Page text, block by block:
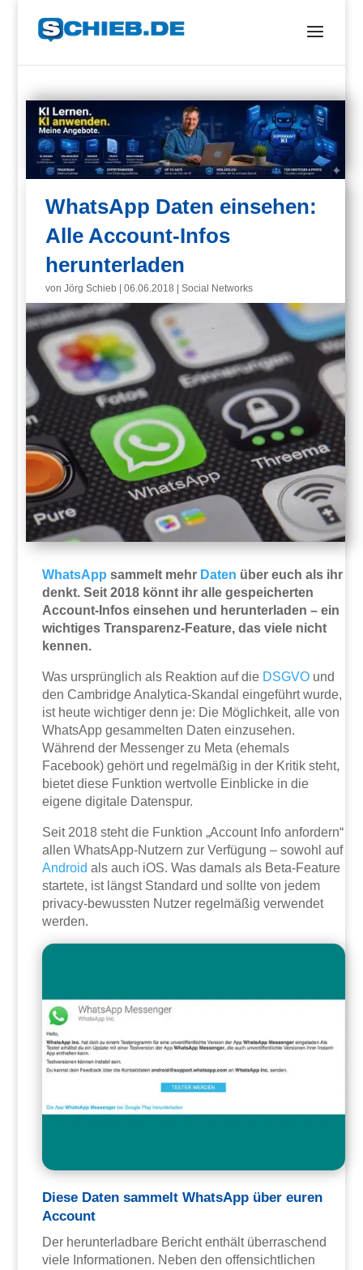
WhatsApp Daten einsehen:
Alle Account-Infos
herunterladen
vonJörg Schieb |06.06.2018 |Social Networks
WhatsApp sammelt mehr Daten über euch als ihr
denkt. Seit 2018 könnt ihr alle gespeicherten
Account-Infos einsehen und herunterladen – ein
wichtiges Transparenz-Feature, das viele nicht
kennen.
Was ursprünglich als Reaktion auf die DSGVO und
den Cambridge Analytica-Skandal eingeführt wurde,
ist heute wichtiger denn je: Die Möglichkeit, alle von
WhatsApp gesammelten Daten einzusehen.
Während der Messenger zu Meta (ehemals
Facebook) gehört und regelmäßig in der Kritik steht,
bietet diese Funktion wertvolle Einblicke in die
eigene digitale Datenspur.
Seit 2018 steht die Funktion „Account Info anfordern“
allen WhatsApp-Nutzern zur Verfügung – sowohl auf
Android als auch iOS. Was damals als Beta-Feature
startete, ist längst Standard und sollte von jedem
privacy-bewussten Nutzer regelmäßig verwendet
werden.
Diese Daten sammelt WhatsApp über euren
Account
Der herunterladbare Bericht enthält überraschend
viele Informationen. Neben den offensichtlichen